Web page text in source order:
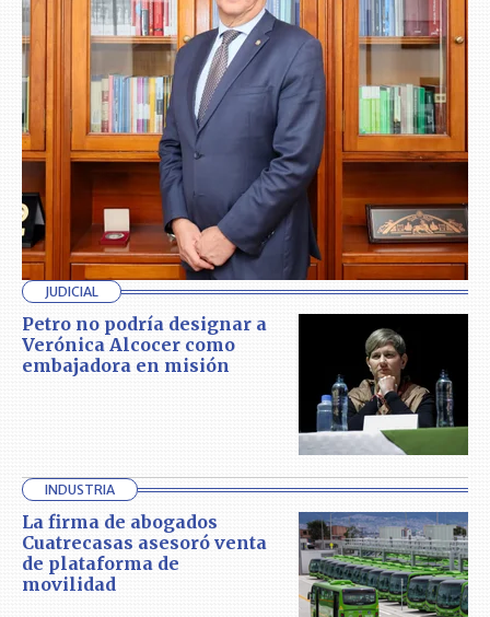
JUDICIAL
Petro no podría designar a
Verónica Alcocer como
embajadora en misión
INDUSTRIA
La firma de abogados
Cuatrecasas asesoró venta
de plataforma de
movilidad